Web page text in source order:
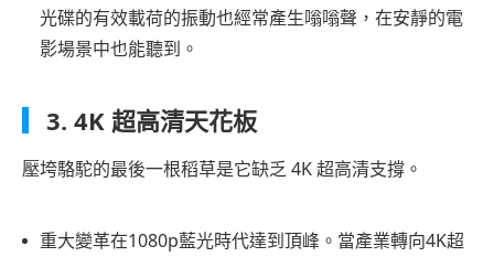
光碟的有效載荷的振動也經常產生嗡嗡聲，在安靜的電
影場景中也能聽到。
3. 4K 超高清天花板
壓垮駱駝的最後一根稻草是它缺乏 4K 超高清支撐。
重大變革在1080p藍光時代達到頂峰。當產業轉向4K超